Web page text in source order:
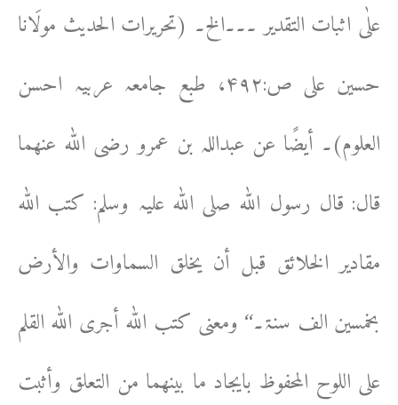
علٰی اثبات التقدیر ۔۔۔الخ۔ (تحریرات الحدیث مولَانا
حسین علی ص:۴۹۲، طبع جامعہ عربیہ احسن
العلوم)۔ أیضًا عن عبداللہ بن عمرو رضی اللہ عنھما
قال: قال رسول اللہ صلی اللہ علیہ وسلم: کتب اللہ
مقادیر الخلائق قبل أن یخلق السماوات والأرض
بخمسین الف سنۃ۔‘‘ ومعنی کتب اللہ أجری اللہ القلم
علی اللوح المحفوظ بایجاد ما بینھما من التعلق وأثبت